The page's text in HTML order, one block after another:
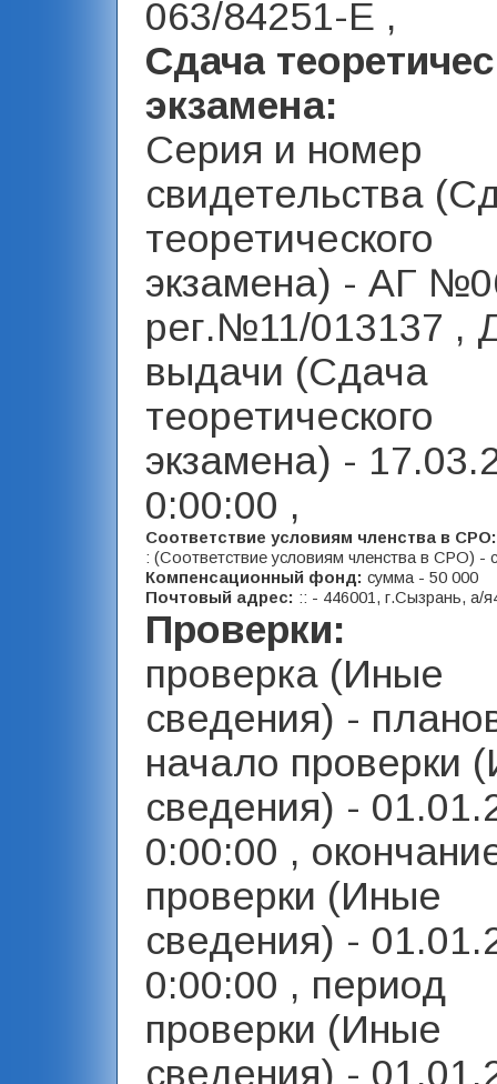
063/84251-Е ,
Сдача
экзамена:
Серия и номер
свидетельства
теоретического
экзамена) - АГ
рег.№11/013137 ,
выдачи (Сдача
теоретического
экзамена) -
0:00:00 ,
Соответствие условиям членства в
: (Соответствие условиям членства в СРО) -
Компенсационный фонд: сумма - 50 000
Почтовый адрес: :: - 446001, г.Сызрань, а/
Проверки:
проверка (Иные
сведения) -
начало проверки
сведения) -
0:00:00 ,
проверки (Иные
сведения) -
0:00:00 , период
проверки (Иные
сведения) -